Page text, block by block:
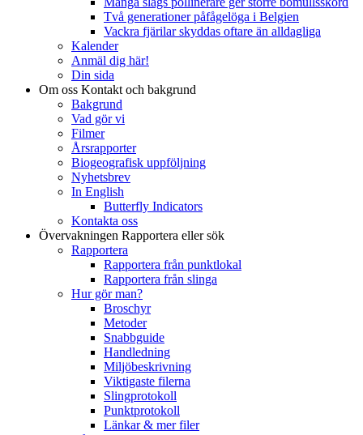
Två generationer påfågelöga i Belgien
Vackra fjärilar skyddas oftare än alldagliga
Kalender
Anmäl dig här!
Din sida
Om oss Kontakt och bakgrund
Bakgrund
Vad gör vi
Filmer
Årsrapporter
Biogeografisk uppföljning
Nyhetsbrev
In English
Butterfly Indicators
Kontakta oss
Övervakningen Rapportera eller sök
Rapportera
Rapportera från punktlokal
Rapportera från slinga
Hur gör man?
Broschyr
Metoder
Snabbguide
Handledning
Miljöbeskrivning
Viktigaste filerna
Slingprotokoll
Punktprotokoll
Länkar & mer filer